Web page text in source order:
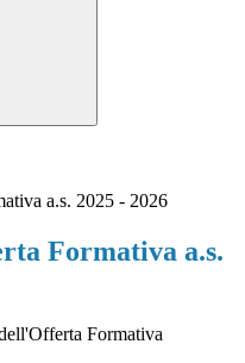
a.s. 2025 - 2026
Formativa a.s.
Formativa